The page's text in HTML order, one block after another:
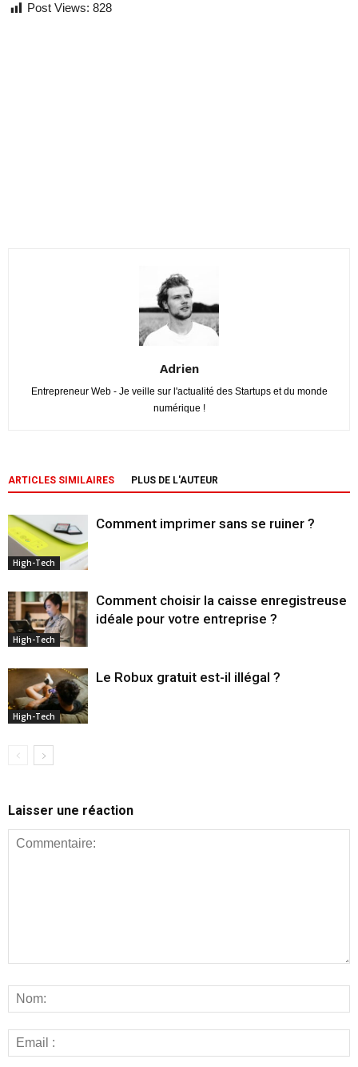
Post Views: 828
Adrien
Entrepreneur Web - Je veille sur l'actualité des Startups et du monde
numérique !
ARTICLES SIMILAIRES PLUS DE L'AUTEUR
High-Tech
Comment imprimer sans se ruiner ?
High-Tech
Comment choisir la caisse enregistreuse
idéale pour votre entreprise ?
High-Tech
Le Robux gratuit est-il illégal ?
Laisser une réaction